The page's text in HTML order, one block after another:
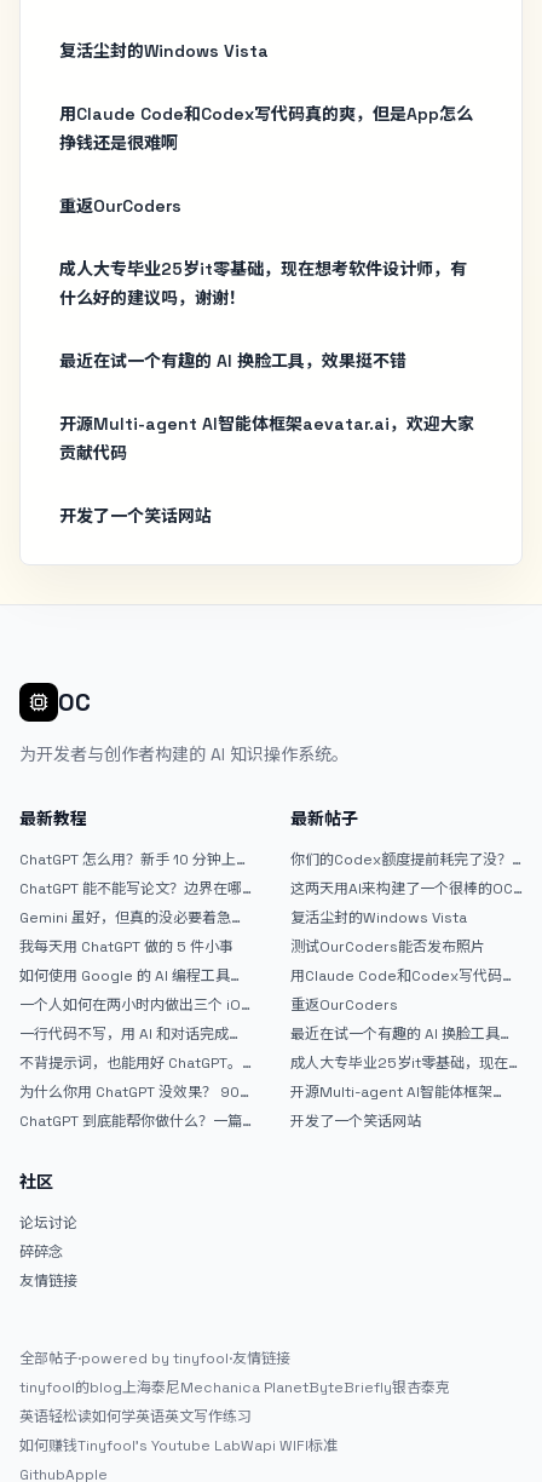
复活尘封的Windows Vista
用Claude Code和Codex写代码真的爽，但是App怎么
挣钱还是很难啊
重返OurCoders
成人大专毕业25岁it零基础，现在想考软件设计师，有
什么好的建议吗，谢谢！
最近在试一个有趣的 AI 换脸工具，效果挺不错
开源Multi-agent AI智能体框架aevatar.ai，欢迎大家
贡献代码
开发了一个笑话网站
OC
为开发者与创作者构建的 AI 知识操作系统。
最新教程
ChatGPT 怎么用？新手 10 分钟上手
ChatGPT 能不能写论文？边界在哪
Gemini 虽好，但真的没必要着急放
弃 ChatGPT
我每天用 ChatGPT 做的 5 件小事
如何使用 Google 的 AI 编程工具
AntiGravity：独立开发者的新时代
武器
一个人如何在两小时内做出三个 iOS
APP？｜AntiGravity + Gemini 3 实
战完整记录
一行代码不写，用 AI 和对话完成一
个完整网站：《图书天堂》实战记录
不背提示词，也能用好 ChatGPT。
一个万能提问模板
为什么你用 ChatGPT 没效果？ 90%
的人第一步就问错了
ChatGPT 到底能帮你做什么？一篇
最新帖子
你们的Codex额度提前耗完了没？
戒断反应如何？
这两天用AI来构建了一个很棒的OC
论坛精华区
复活尘封的Windows Vista
测试OurCoders能否发布照片
用Claude Code和Codex写代码真
的爽，但是App怎么挣钱还是很难啊
重返OurCoders
最近在试一个有趣的 AI 换脸工具，
效果挺不错
成人大专毕业25岁it零基础，现在想
考软件设计师，有什么好的建议吗，
谢谢！
开源Multi-agent AI智能体框架
aevatar.ai，欢迎大家贡献代码
开发了一个笑话网站
社区
论坛讨论
碎碎念
友情链接
全部帖子·powered by tinyfool·友情链接
tinyfool的blog上海泰尼Mechanica PlanetByteBriefly银杏泰克
英语轻松读如何学英语英文写作练习
如何赚钱Tinyfool's Youtube LabWapi WIFI标准
GithubApple